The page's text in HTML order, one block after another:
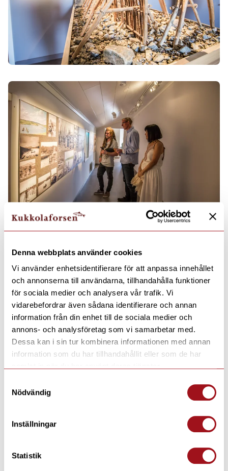
Denna webbplats använder cookies
Vi använder enhetsidentifierare för att anpassa innehållet
och annonserna till användarna, tillhandahålla funktioner
för sociala medier och analysera vår trafik. Vi
vidarebefordrar även sådana identifierare och annan
information från din enhet till de sociala medier och
annons- och analysföretag som vi samarbetar med.
Dessa kan i sin tur kombinera informationen med annan
information som du har tillhandahållit eller som de har
Nödvändig
Inställningar
Statistik